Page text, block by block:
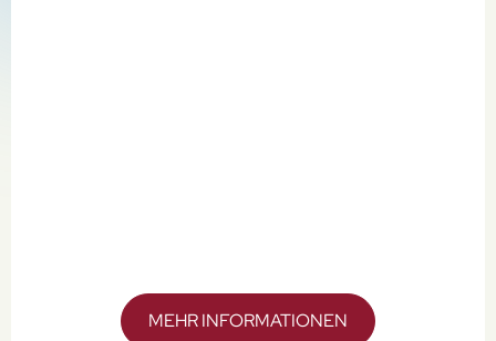
MEHR INFORMATIONEN